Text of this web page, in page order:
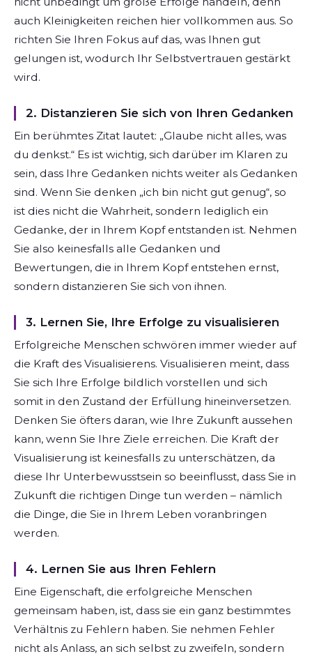
auch Kleinigkeiten reichen hier vollkommen aus. So
richten Sie Ihren Fokus auf das, was Ihnen gut
gelungen ist, wodurch Ihr Selbstvertrauen gestärkt
wird.
2. Distanzieren Sie sich von Ihren Gedanken
Ein berühmtes Zitat lautet: „Glaube nicht alles, was
du denkst.“ Es ist wichtig, sich darüber im Klaren zu
sein, dass Ihre Gedanken nichts weiter als Gedanken
sind. Wenn Sie denken „ich bin nicht gut genug“, so
ist dies nicht die Wahrheit, sondern lediglich ein
Gedanke, der in Ihrem Kopf entstanden ist. Nehmen
Sie also keinesfalls alle Gedanken und
Bewertungen, die in Ihrem Kopf entstehen ernst,
sondern distanzieren Sie sich von ihnen.
3. Lernen Sie, Ihre Erfolge zu visualisieren
Erfolgreiche Menschen schwören immer wieder auf
die Kraft des Visualisierens. Visualisieren meint, dass
Sie sich Ihre Erfolge bildlich vorstellen und sich
somit in den Zustand der Erfüllung hineinversetzen.
Denken Sie öfters daran, wie Ihre Zukunft aussehen
kann, wenn Sie Ihre Ziele erreichen. Die Kraft der
Visualisierung ist keinesfalls zu unterschätzen, da
diese Ihr Unterbewusstsein so beeinflusst, dass Sie in
Zukunft die richtigen Dinge tun werden – nämlich
die Dinge, die Sie in Ihrem Leben voranbringen
werden.
4. Lernen Sie aus Ihren Fehlern
Eine Eigenschaft, die erfolgreiche Menschen
gemeinsam haben, ist, dass sie ein ganz bestimmtes
Verhältnis zu Fehlern haben. Sie nehmen Fehler
nicht als Anlass, an sich selbst zu zweifeln, sondern